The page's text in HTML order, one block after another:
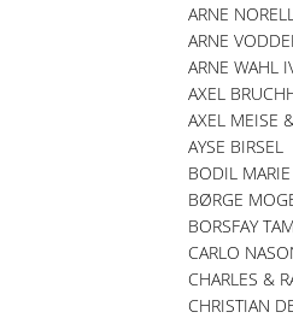
ARNE NORELL
ARNE
ARNE WAHL
AXEL
AXEL MEISE
AYSE BIRSEL
BODIL
BØRGE
BORSFAY
CARLO
CHARLES &
CHRISTIAN